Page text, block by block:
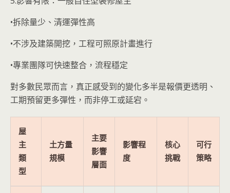
•拆除量少、清運彈性高
•不涉及建築開挖，工程可照原計畫進行
•專業團隊可快速整合，流程穩定
對多數民眾而言，真正感受到的變化多半是報價更透明、
工期預留更多彈性，而非停工或延宕。
屋
主
類
型
土方量
規模
主要
影響
層面
影響程
度
核心
挑戰
可行
策略